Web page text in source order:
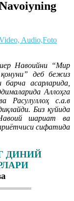
Audio,Foto
Навоийни “Мир
деб бежиз
барча асарларида,
Аллоҳга
Расулуллоҳ с.а.в
Биз қуйида
шариат ва
сифатида
ДИНИЙ